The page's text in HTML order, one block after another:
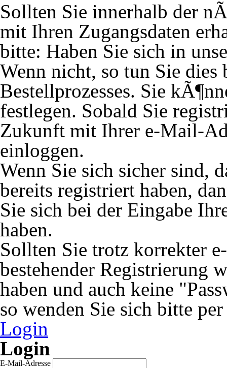
Sollten Sie innerhalb der
mit Ihren Zugangsdaten
bitte: Haben Sie sich in
Wenn nicht, so tun Sie
Bestellprozesses. Sie
festlegen. Sobald Sie
Zukunft mit Ihrer e-Mail-
einloggen.
Wenn Sie sich sicher sind,
bereits registriert haben,
Sie sich bei der Eingabe
haben.
Sollten Sie trotz korrekter
bestehender Registrierung
haben und auch keine
so wenden Sie sich bitte
Login
Login
E-Mail-Adresse